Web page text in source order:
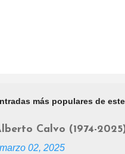
más populares de
Calvo (1974-
marzo 02, 2025